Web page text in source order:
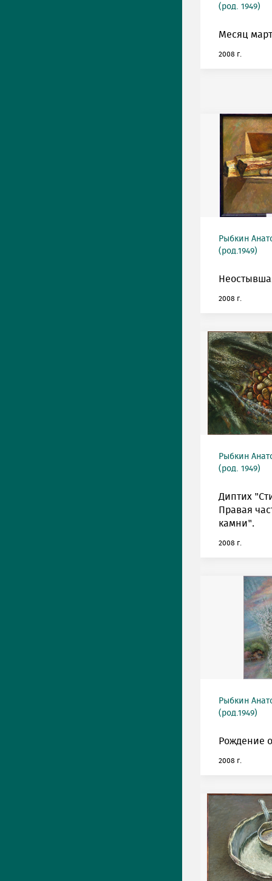
(род. 1949)
Месяц
2008 г.
Рыбкин
(род.1949)
2008 г.
Рыбкин
(род. 1949)
Диптих
Правая
камни".
2008 г.
Рыбкин
(род.1949)
Рождение
2008 г.